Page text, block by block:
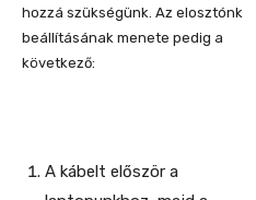
hozzá szükségünk. Az elosztónk
beállításának menete pedig a
következő:
A kábelt először a